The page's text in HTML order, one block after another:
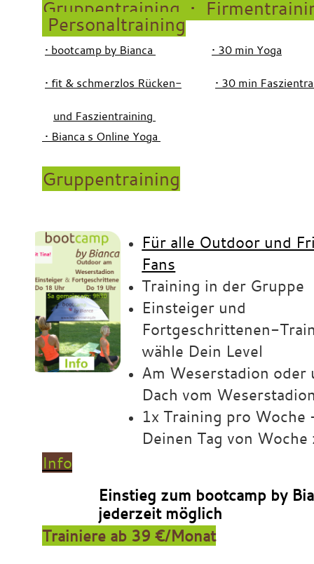
Gruppentraining •
Personaltraining
• bootcamp by Bianca • 30 min Yoga
• fit & schmerzlos Rücken- • 30 min
und Faszientraining
• Bianca s Online Yoga
Gruppentraining
Für alle Outdoor und
Fans
Training in der Gruppe
Einsteiger und
Fortgeschrittenen-
wähle Dein Level
Am Weserstadion oder
Dach vom
1x Training pro Woche
Deinen Tag von
Info
Einstieg zum bootcamp by
jederzeit möglich
Trainiere ab 39 €/Monat